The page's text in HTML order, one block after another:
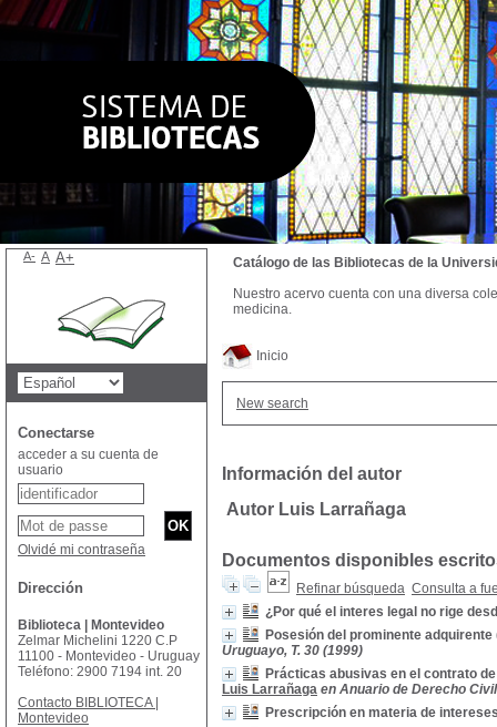
Inicio
New search
Información del autor
Autor Luis Larrañaga
Documentos disponibles
Refinar búsqueda Consulta a
¿Por qué el interes legal no rige
Posesión del prominente
Uruguayo, T. 30 (1999)
Prácticas abusivas en el contrato
Luis Larrañaga en Anuario de Derecho
Prescripción en materia de
Catálogo de las Bibliotecas de la
Nuestro acervo cuenta con una diversa
medicina.
A- A A+
Conectarse
acceder a su cuenta de
usuario
Olvidé mi contraseña
Dirección
Biblioteca | Montevideo
Zelmar Michelini 1220 C.P
11100 - Montevideo - Uruguay
Teléfono: 2900 7194 int. 20
Contacto BIBLIOTECA |
Montevideo